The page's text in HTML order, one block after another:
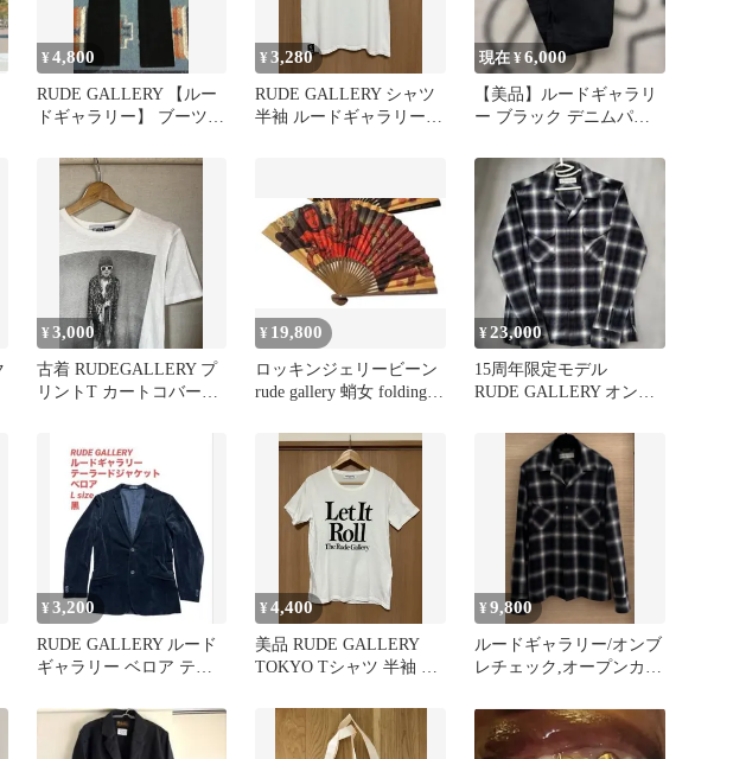
¥4,800
RUDE GALLERY 【ルー
ドギャラリー】 ブーツカ
¥3,280
RUDE GALLERY シャツ
半袖 ルードギャラリー
現在 ¥6,000
【美品】ルードギャラリ
ー ブラック デニムパン
¥3,000
古着 RUDEGALLERY プ
リントT カートコバーン
¥ 19,800
ロッキンジェリービーン
rude gallery 蛸女 folding
¥23,000
15周年限定モデル
RUDE GALLERY オンブ
¥3,200
RUDE GALLERY ルード
ギャラリー ベロア テー
¥4,400
美品 RUDE GALLERY
TOKYO Tシャツ 半袖 ル
¥9,800
ルードギャラリー/オンブ
レチェック,オープンカラ